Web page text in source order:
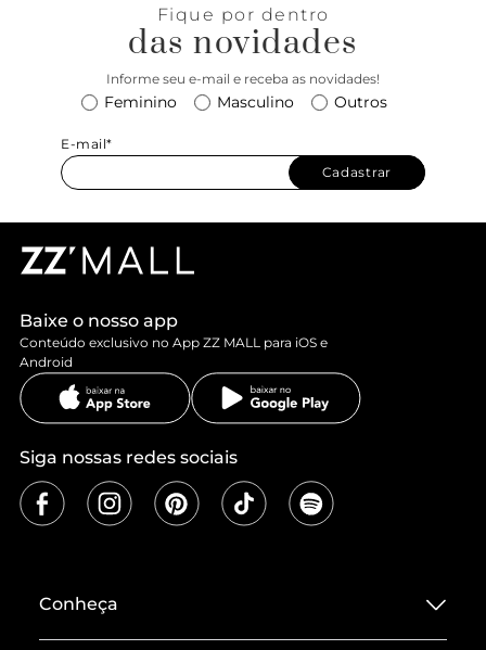
Fique por dentro
das novidades
Informe seu e-mail e receba as novidades!
Feminino Masculino Outros
E-mail*
Cadastrar
Baixe o nosso app
Conteúdo exclusivo no App ZZ MALL para iOS e
Android
Siga nossas redes sociais
Conheça